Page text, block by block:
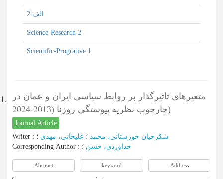
الف 2
Science-Research 2
Scientific-Progrative 1
1.
متغیرهای تاثیرگذار بر روابط سیاسی ایران و عمان در
چارچوب نظریه پیوستگی روزنا (2013-2024)
Journal Article
Writer : شکرچیان خوزستانی، محمد ؛ علیخانی، مهدی ؛
Corresponding Author : خداوردي، حسن ؛
Abstract keyword Address